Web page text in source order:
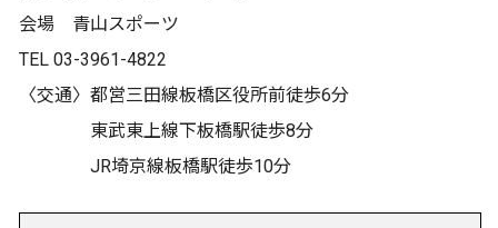
会場 青山スポーツ
TEL 03-3961-4822
〈交通〉都営三田線板橋区役所前徒歩6分
東武東上線下板橋駅徒歩8分
JR埼京線板橋駅徒歩10分